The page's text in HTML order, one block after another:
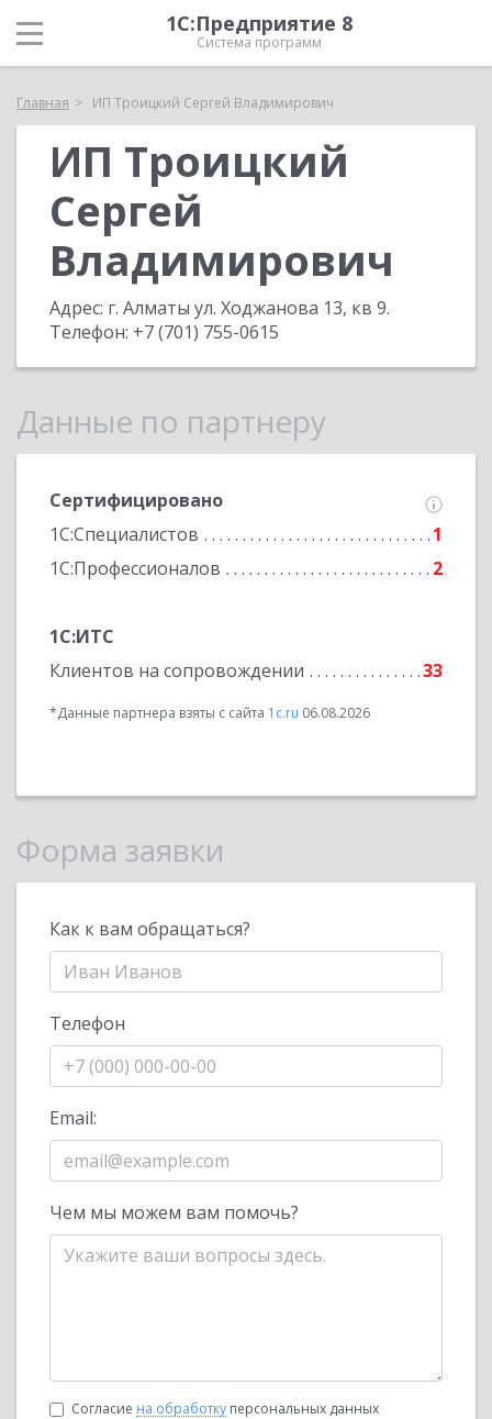
1С:Предприятие 8
Система программ
Главная ИП Троицкий Сергей Владимирович
ИП Троицкий
Сергей
Владимирович
Адрес: г. Алматы ул. Ходжанова 13, кв 9.
Телефон: +7 (701) 755-0615
Данные по партнеру
Сертифицировано
1С:Специалистов
1
1С:Профессионалов
2
1С:ИТС
Клиентов на сопровождении
33
*Данные партнера взяты с сайта 1c.ru 06.08.2026
Форма заявки
Как к вам обращаться?
Телефон
Email:
Чем мы можем вам помочь?
Согласие на обработку персональных данных